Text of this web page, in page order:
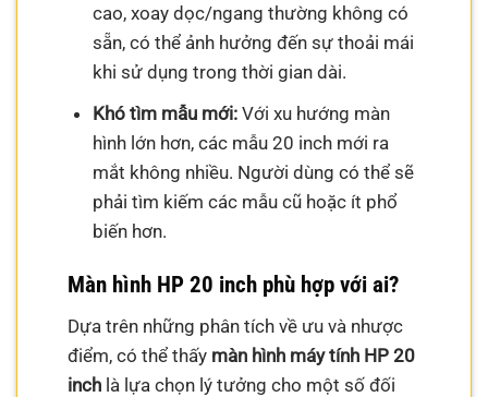
cao, xoay dọc/ngang thường không có
sẵn, có thể ảnh hưởng đến sự thoải mái
khi sử dụng trong thời gian dài.
Khó tìm mẫu mới:Với xu hướng màn
hình lớn hơn, các mẫu 20 inch mới ra
mắt không nhiều. Người dùng có thể sẽ
phải tìm kiếm các mẫu cũ hoặc ít phổ
biến hơn.
Màn hình HP 20 inch phù hợp với ai?
Dựa trên những phân tích về ưu và nhược
điểm, có thể thấy màn hình máy tính HP 20
inch là lựa chọn lý tưởng cho một số đối